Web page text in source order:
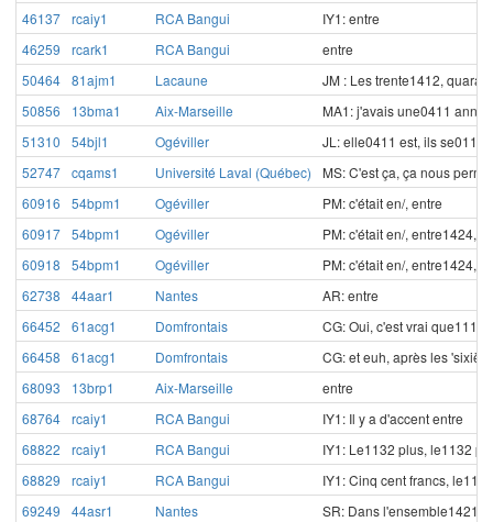
46137 rcaiy1 RCA Bangui
IY1: entre
46259
rcark1 RCA Bangui
entre
50464 81ajm1 Lacaune
JM : Les trente1412,
50856
13bma1 Aix-Marseille
MA1: j'avais une0411
51310
54bjl1 Ogéviller
JL: elle0411 est, ils se0112
52747 cqams1 Université Laval (Québec)
MS: C'est ça, ça nous
60916
54bpm1 Ogéviller
PM: c'était en/, entre
60917 54bpm1 Ogéviller
PM: c'était en/, entre1424,
60918
54bpm1 Ogéviller
PM: c'était en/, entre1424,
62738
44aar1 Nantes
AR: entre
66452
61acg1 Domfrontais
CG: Oui, c'est vrai
66458
61acg1 Domfrontais
CG: et euh, après les
68093
13brp1 Aix-Marseille
entre
68764 rcaiy1 RCA Bangui
IY1: Il y a d'accent entre
68822
rcaiy1 RCA Bangui
IY1: Le1132 plus, le1132
68829
rcaiy1 RCA Bangui
IY1: Cinq cent francs,
69249
44asr1 Nantes
SR: Dans l'ensemble1421,